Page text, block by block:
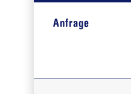
Anfrage